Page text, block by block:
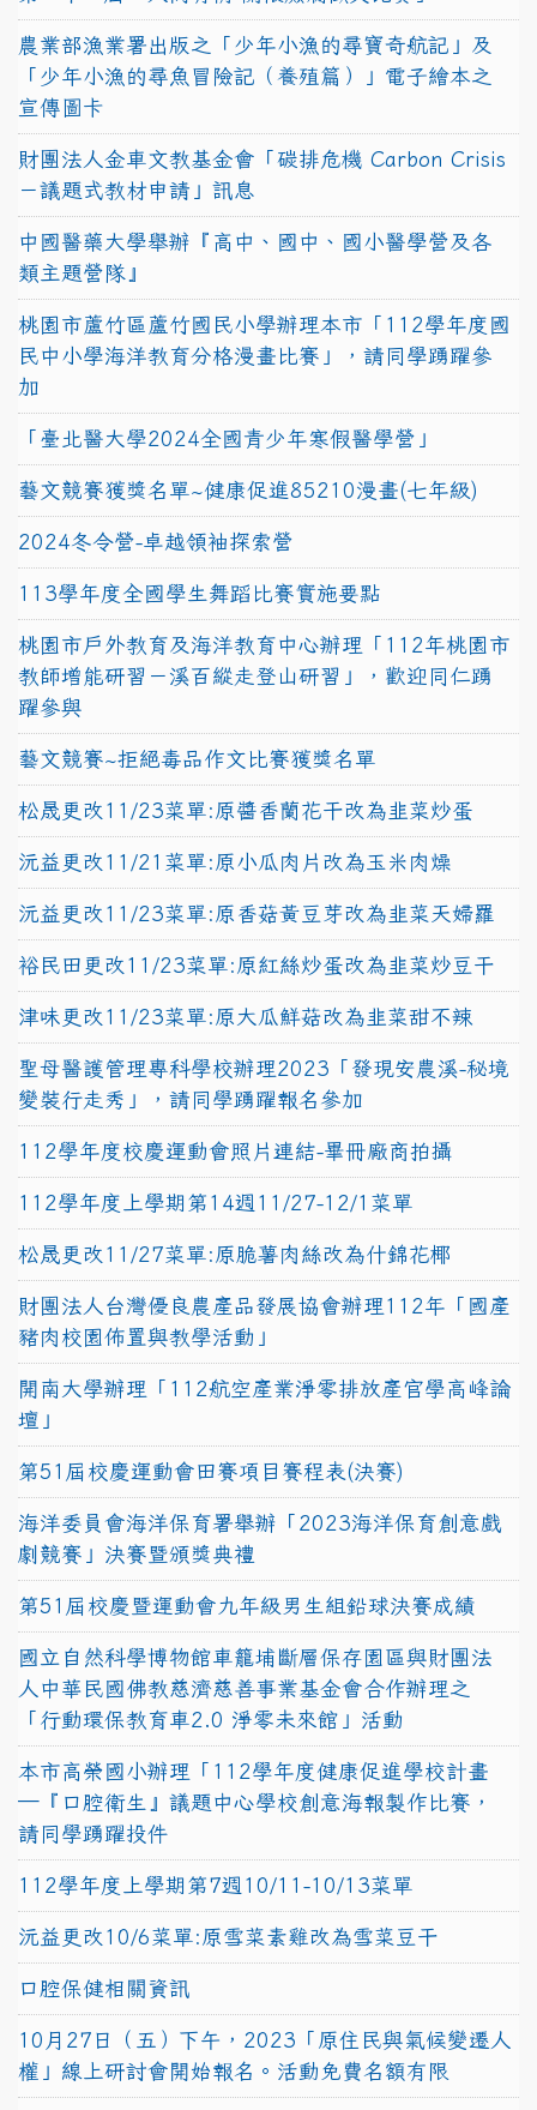
農業部漁業署出版之「少年小漁的尋寶奇航記」及
「少年小漁的尋魚冒險記（養殖篇）」電子繪本之
宣傳圖卡
財團法人金車文教基金會「碳排危機 Carbon Crisis
－議題式教材申請」訊息
中國醫藥大學舉辦『高中、國中、國小醫學營及各
類主題營隊』
桃園市蘆竹區蘆竹國民小學辦理本市「112學年度國
民中小學海洋教育分格漫畫比賽」，請同學踴躍參
加
「臺北醫大學2024全國青少年寒假醫學營」
藝文競賽獲獎名單~健康促進85210漫畫(七年級)
2024冬令營-卓越領袖探索營
113學年度全國學生舞蹈比賽實施要點
桃園市戶外教育及海洋教育中心辦理「112年桃園市
教師增能研習－溪百縱走登山研習」，歡迎同仁踴
躍參與
藝文競賽~拒絕毒品作文比賽獲獎名單
松晟更改11/23菜單:原醬香蘭花干改為韭菜炒蛋
沅益更改11/21菜單:原小瓜肉片改為玉米肉燥
沅益更改11/23菜單:原香菇黃豆芽改為韭菜天婦羅
裕民田更改11/23菜單:原紅絲炒蛋改為韭菜炒豆干
津味更改11/23菜單:原大瓜鮮菇改為韭菜甜不辣
聖母醫護管理專科學校辦理2023「發現安農溪-秘境
變裝行走秀」，請同學踴躍報名參加
112學年度校慶運動會照片連結-畢冊廠商拍攝
112學年度上學期第14週11/27-12/1菜單
松晟更改11/27菜單:原脆薯肉絲改為什錦花椰
財團法人台灣優良農產品發展協會辦理112年「國產
豬肉校園佈置與教學活動」
開南大學辦理「112航空產業淨零排放產官學高峰論
壇」
第51屆校慶運動會田賽項目賽程表(決賽)
海洋委員會海洋保育署舉辦「2023海洋保育創意戲
劇競賽」決賽暨頒獎典禮
第51屆校慶暨運動會九年級男生組鉛球決賽成績
國立自然科學博物館車籠埔斷層保存園區與財團法
人中華民國佛教慈濟慈善事業基金會合作辦理之
「行動環保教育車2.0 淨零未來館」活動
本市高榮國小辦理「112學年度健康促進學校計畫
─『口腔衛生』議題中心學校創意海報製作比賽，
請同學踴躍投件
112學年度上學期第7週10/11-10/13菜單
沅益更改10/6菜單:原雪菜素雞改為雪菜豆干
口腔保健相關資訊
10月27日（五）下午，2023「原住民與氣候變遷人
權」線上研討會開始報名。活動免費名額有限